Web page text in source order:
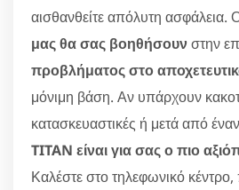
αισθανθείτε απόλυτη ασφάλεια.
μας θα σας βοηθήσουνστην
προβλήματος στο
μόνιμη βάση. Αν υπάρχουν
κατασκευαστικές ή μετά από
TITAN είναι για σας ο πιο
Καλέστε στο τηλεφωνικό